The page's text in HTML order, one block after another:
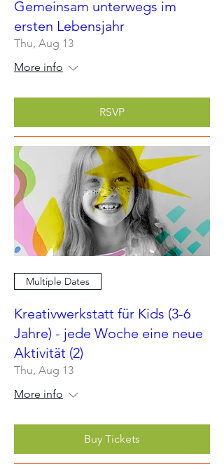
Gemeinsam unterwegs im
ersten Lebensjahr
Thu, Aug 13
More info
RSVP
Multiple Dates
Kreativwerkstatt für Kids (3-6
Jahre) - jede Woche eine neue
Aktivität (2)
Thu, Aug 13
More info
Buy Tickets